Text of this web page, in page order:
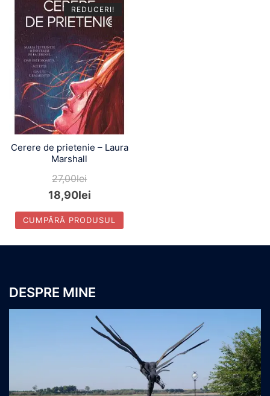
REDUCERI!
Cerere de prietenie – Laura
Marshall
27,00lei
18,90lei
CUMPĂRĂ PRODUSUL
DESPRE MINE